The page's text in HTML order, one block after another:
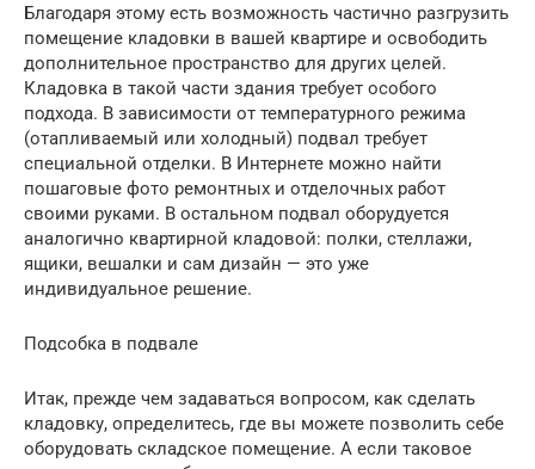
Благодаря этому есть возможность частично разгрузить
помещение кладовки в вашей квартире и освободить
дополнительное пространство для других целей.
Кладовка в такой части здания требует особого
подхода. В зависимости от температурного режима
(отапливаемый или холодный) подвал требует
специальной отделки. В Интернете можно найти
пошаговые фото ремонтных и отделочных работ
своими руками. В остальном подвал оборудуется
аналогично квартирной кладовой: полки, стеллажи,
ящики, вешалки и сам дизайн — это уже
индивидуальное решение.
Подсобка в подвале
Итак, прежде чем задаваться вопросом, как сделать
кладовку, определитесь, где вы можете позволить себе
оборудовать складское помещение. А если таковое